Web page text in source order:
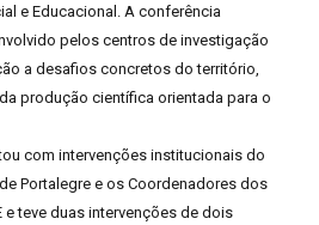
e Educacional. A conferência
pelos centros de investigação
a desafios concretos do território,
produção científica orientada para o
com intervenções institucionais do
Portalegre e os Coordenadores dos
e teve duas intervenções de dois